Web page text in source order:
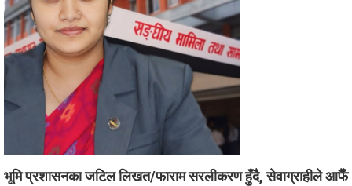
भूमि प्रशासनका जटिल लिखत/फाराम सरलीकरण हुँदै, सेवाग्राहीले आफैँ